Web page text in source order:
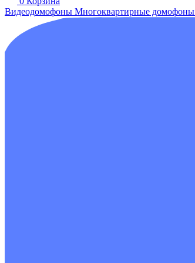
Видеодомофоны Многоквартирные домофоны